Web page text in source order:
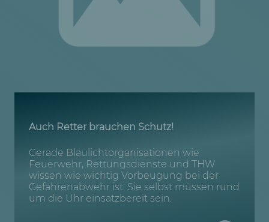
Auch Retter brauchen Schutz!
Gerade Blaulichtorganisationen wie
Feuerwehr, Rettungsdienste und THW
wissen wie wichtig Vorbeugung bei der
Gefahrenabwehr ist. Sie selbst müssen rund
um die Uhr einsatzbereit sein.